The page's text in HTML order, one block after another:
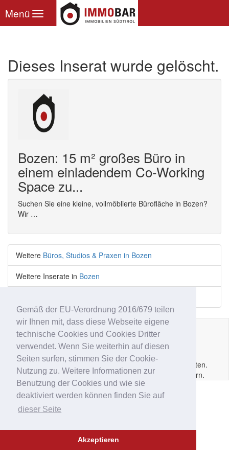
Gemäß der EU-Verordnung 2016/679 teilen
wir Ihnen mit, dass diese Webseite eigene
technische Cookies und Cookies Dritter
verwendet. Wenn Sie weiterhin auf diesen
Seiten surfen, stimmen Sie der Cookie-
Nutzung zu. Weitere Informationen zur
Benutzung der Cookies und wie sie
deaktiviert werden können finden Sie auf
dieser Seite
Akzeptieren
Toggle
navigation
Menü
Dieses Inserat wurde gelöscht.
Bozen: 15 m² großes Büro in
einem einladendem Co-Working
Space zu...
Suchen Sie eine kleine, vollmöblierte Bürofläche in Bozen?
Wir …
Weitere Büros, Studios & Praxen in Bozen
Weitere Inserate in Bozen
Impressum|Datenschutz|AGB|Kontakt|Hilfe|
IT026213 50210
Copyright © 2014 - 2026 Immobar.it. Alle Rechte vorbehalten.
Ausgewiesene Marken gehören den jeweiligen Eigentümern.